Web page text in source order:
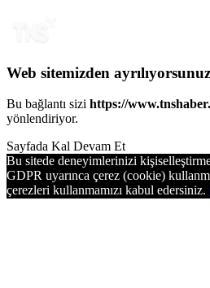
Web sitemizden ayrılıyorsunuz
Bu bağlantı sizi https://
yönlendiriyor.
Sayfada Kal Devam Et
Bu sitede deneyimlerinizi
GDPR uyarınca çerez (cookie)
çerezleri kullanmamızı kabul edersiniz.